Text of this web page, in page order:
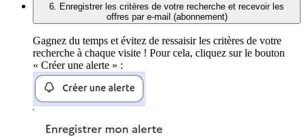
6. Enregistrer les critères de votre recherche et recevoir les
offres par e-mail (abonnement)
Gagnez du temps et évitez de ressaisir les critères de votre
recherche à chaque visite ! Pour cela, cliquez sur le bouton
« Créer une alerte » :